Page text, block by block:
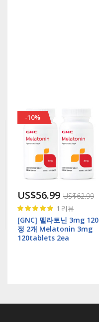
-10%
US$56.99 US$62.99
Rating:
100%
1 리뷰
[GNC] 멜라토닌 3mg 120
정 2개 Melatonin 3mg
120tablets 2ea